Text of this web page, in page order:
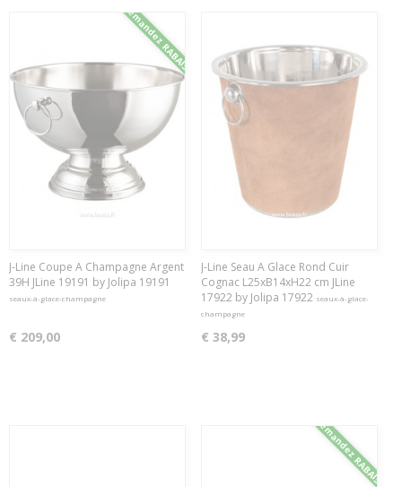
Demandez RABAIS
J-Line Coupe A Champagne Argent
39H JLine 19191 by Jolipa 19191
seaux-à-glace-champagne
€ 209,00
J-Line Seau A Glace Rond Cuir
Cognac L25xB14xH22 cm JLine
17922 by Jolipa 17922 seaux-à-glace-
champagne
€ 38,99
Demandez RABAIS